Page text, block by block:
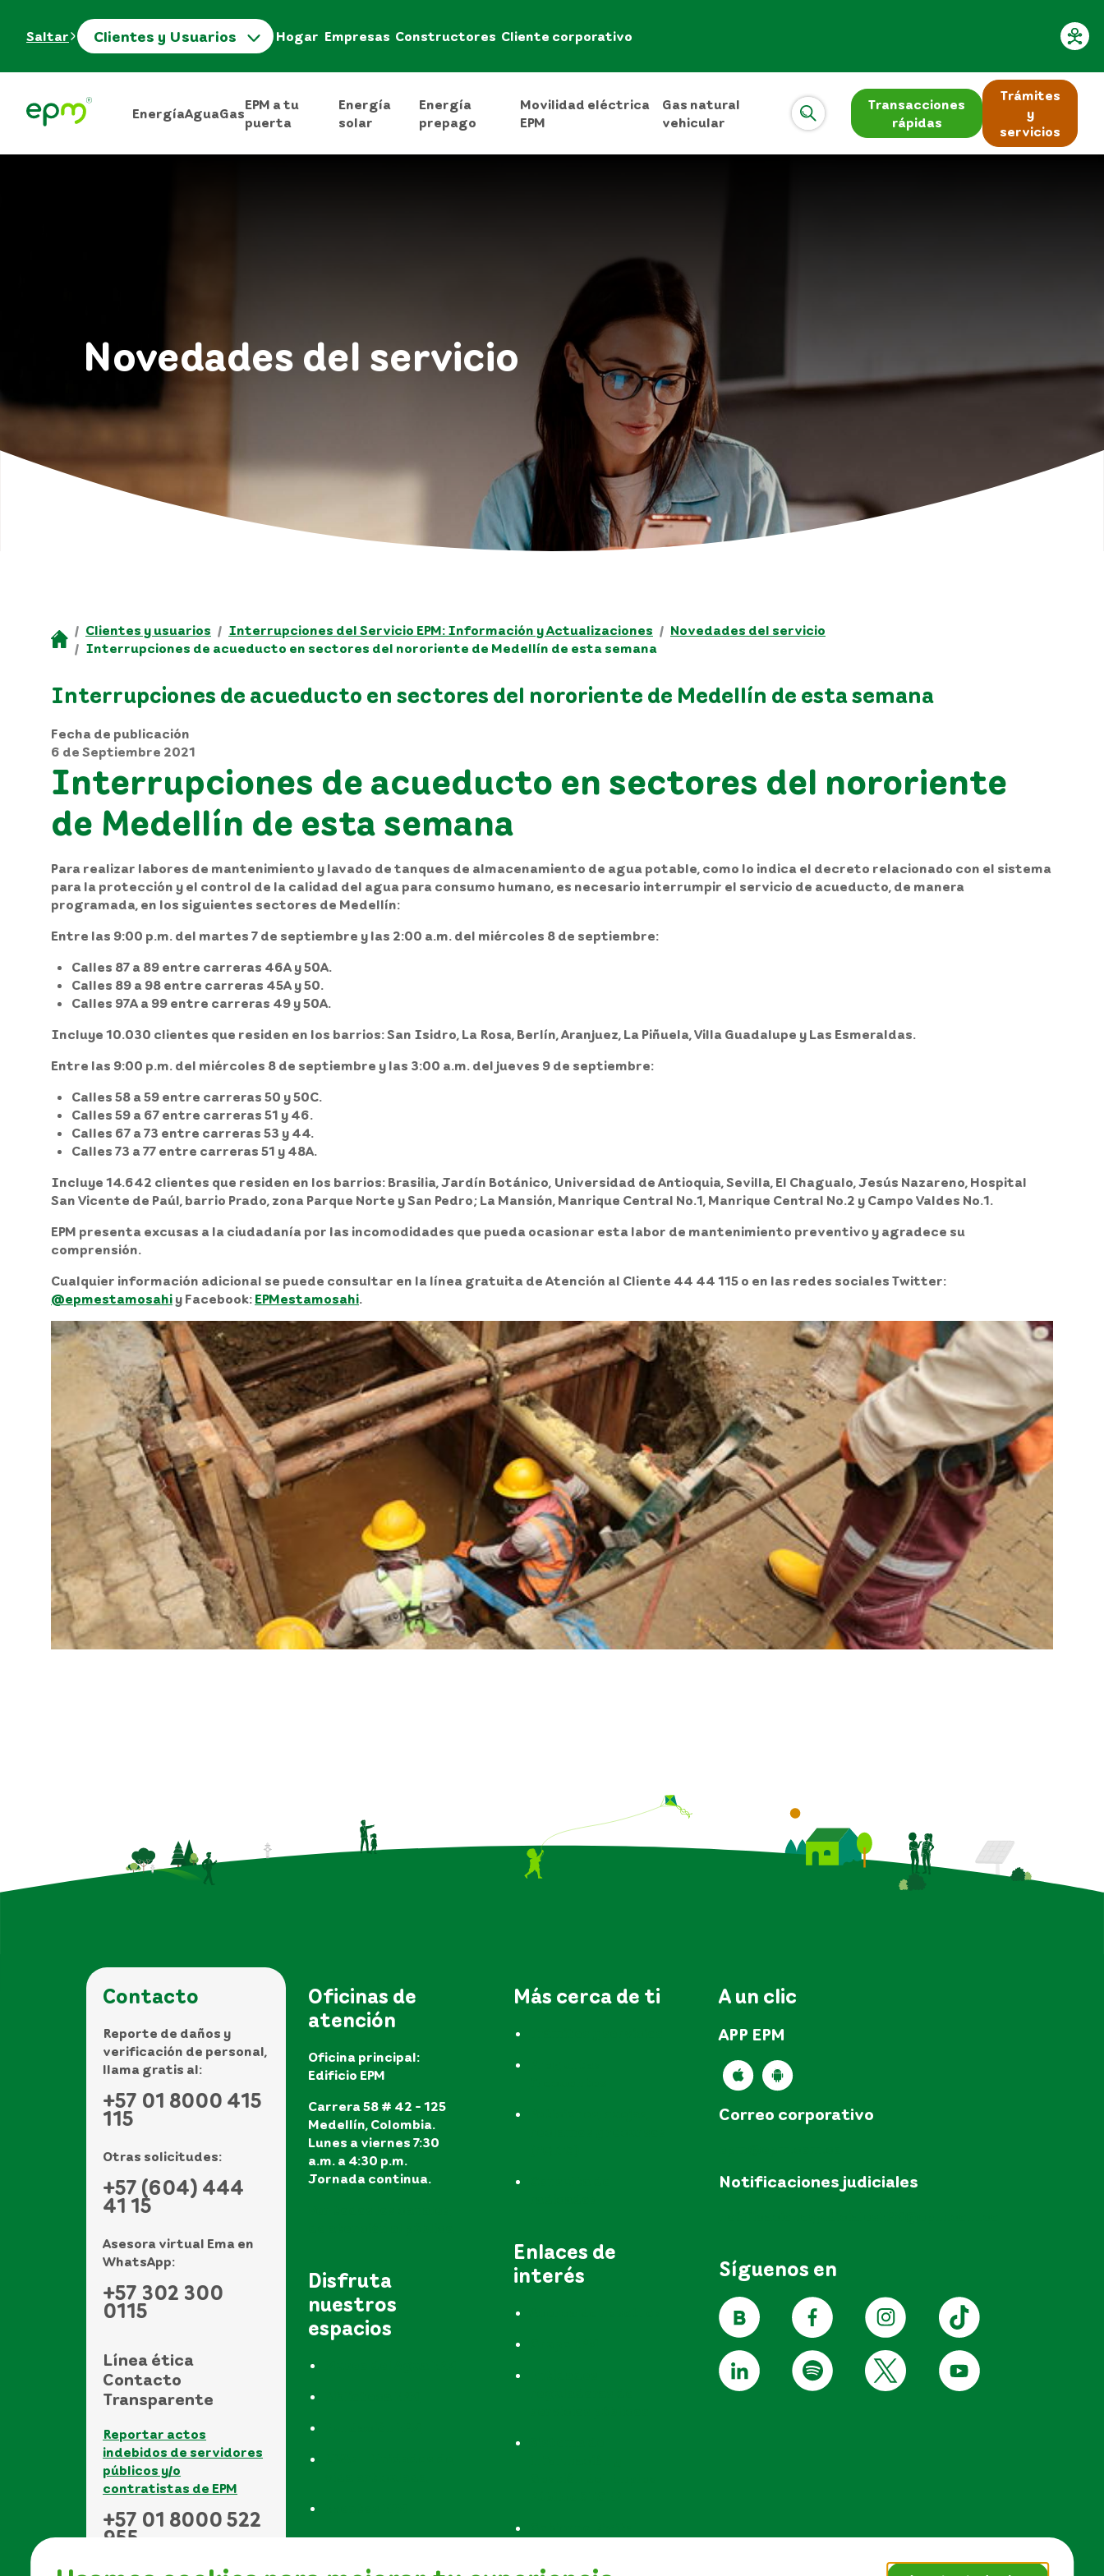
Saltar Clientes y Usuarios Hogar Empresas Constructores Cliente corporativo
EnergíaAguaGas
EPM a tu
puerta
Energía
solar
Energía
prepago
Movilidad eléctrica
EPM
Gas natural
vehicular
Transacciones
rápidas
Trámites
y
servicios
Novedades del servicio
Clientes y usuarios Interrupciones del Servicio EPM: Información y Actualizaciones
Novedades del servicio
Interrupciones de acueducto en sectores del nororiente de Medellín de esta semana
Interrupciones de acueducto en sectores del nororiente de Medellín de esta semana
Fecha de publicación
6 de Septiembre 2021
Interrupciones de acueducto en sectores del nororiente
de Medellín de esta semana
Para realizar labores de mantenimiento y lavado de tanques de almacenamiento de agua potable, como lo indica el decreto relacionado con el sistema
para la protección y el control de la calidad del agua para consumo humano, es necesario interrumpir el servicio de acueducto, de manera
programada, en los siguientes sectores de Medellín:
Entre las 9:00 p.m. del martes 7 de septiembre y las 2:00 a.m. del miércoles 8 de septiembre:
Calles 87 a 89 entre carreras 46A y 50A.
Calles 89 a 98 entre carreras 45A y 50.
Calles 97A a 99 entre carreras 49 y 50A.
Incluye 10.030 clientes que residen en los barrios: San Isidro, La Rosa, Berlín, Aranjuez, La Piñuela, Villa Guadalupe y Las Esmeraldas.
Entre las 9:00 p.m. del miércoles 8 de septiembre y las 3:00 a.m. del jueves 9 de septiembre:
Calles 58 a 59 entre carreras 50 y 50C.
Calles 59 a 67 entre carreras 51 y 46.
Calles 67 a 73 entre carreras 53 y 44.
Calles 73 a 77 entre carreras 51 y 48A.
Incluye 14.642 clientes que residen en los barrios: Brasilia, Jardín Botánico, Universidad de Antioquia, Sevilla, El Chagualo, Jesús Nazareno, Hospital
San Vicente de Paúl, barrio Prado, zona Parque Norte y San Pedro; La Mansión, Manrique Central No.1, Manrique Central No.2 y Campo Valdes No.1.
EPM presenta excusas a la ciudadanía por las incomodidades que pueda ocasionar esta labor de mantenimiento preventivo y agradece su
comprensión.
Cualquier información adicional se puede consultar en la línea gratuita de Atención al Cliente 44 44 115 o en las redes sociales Twitter:
@epmestamosahi y Facebook: EPMestamosahi.
Contacto
Reporte de daños y
verificación de personal,
llama gratis al:
+57 01 8000 415
115
Otras solicitudes:
+57 (604) 444
41 15
Asesora virtual Ema en
WhatsApp:
+57 302 300
0115
Línea ética
Contacto
Transparente
Reportar actos
indebidos de servidores
públicos y/o
contratistas de EPM
+57 01 8000 522
955
Oficinas de
atención
Oficina principal:
Edificio EPM
Carrera 58 # 42 - 125
Medellín, Colombia.
Lunes a viernes 7:30
a.m. a 4:30 p.m.
Jornada continua.
Disfruta
nuestros
espacios
Más cerca de ti
Enlaces de
interés
A un clic
APP EPM
Correo corporativo
Notificaciones judiciales
Síguenos en